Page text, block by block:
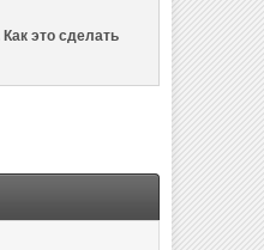
это сделать